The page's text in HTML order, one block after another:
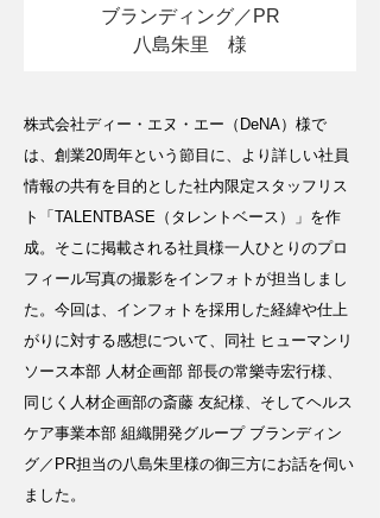
ブランディング／PR
八島朱里　様
株式会社ディー・エヌ・エー（DeNA）様で
は、創業20周年という節目に、より詳しい社員
情報の共有を目的とした社内限定スタッフリス
ト「TALENTBASE（タレントベース）」を作
成。そこに掲載される社員様一人ひとりのプロ
フィール写真の撮影をインフォトが担当しまし
た。今回は、インフォトを採用した経緯や仕上
がりに対する感想について、同社 ヒューマンリ
ソース本部 人材企画部 部長の常樂寺宏行様、
同じく人材企画部の斎藤 友紀様、そしてヘルス
ケア事業本部 組織開発グループ ブランディン
グ／PR担当の八島朱里様の御三方にお話を伺い
ました。